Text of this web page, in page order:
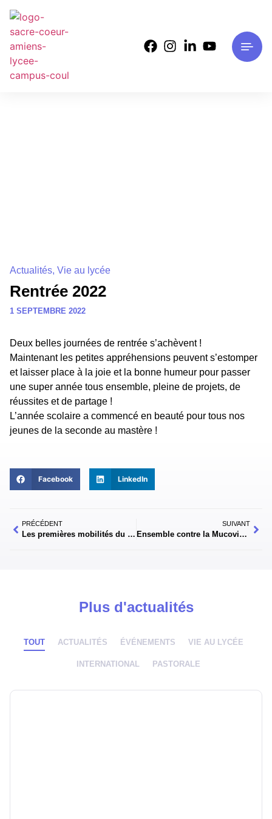
Actualités, Vie au lycée
Rentrée 2022
1 SEPTEMBRE 2022
Deux belles journées de rentrée s’achèvent !
Maintenant les petites appréhensions peuvent s’estomper
et laisser place à la joie et la bonne humeur pour passer
une super année tous ensemble, pleine de projets, de
réussites et de partage !
L’année scolaire a commencé en beauté pour tous nos
jeunes de la seconde au mastère !
Facebook LinkedIn
PRÉCÉDENT
Les premières mobilités du personnel LGT Sacré-Cœur Amiens réussies !
SUIVANT
Ensemble contre la Mucoviscidose !
Plus d'actualités
TOUT ACTUALITÉS ÉVÉNEMENTS VIE AU LYCÉE
INTERNATIONAL PASTORALE